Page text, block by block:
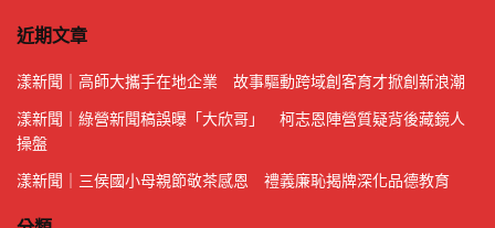
近期文章
漾新聞｜高師大攜手在地企業 故事驅動跨域創客育才掀創新浪潮
漾新聞｜綠營新聞稿誤曝「大欣哥」 柯志恩陣營質疑背後藏鏡人
操盤
漾新聞｜三侯國小母親節敬茶感恩 禮義廉恥揭牌深化品德教育